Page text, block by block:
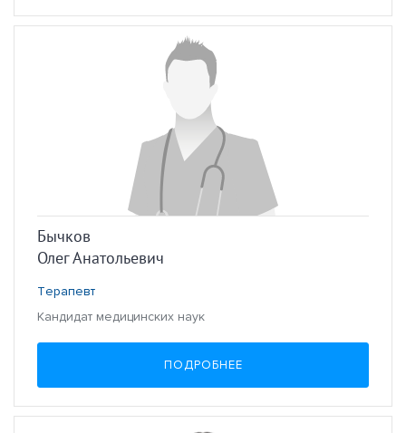
Бычков
Олег Анатольевич
Терапевт
Кандидат медицинских наук
ПОДРОБНЕЕ